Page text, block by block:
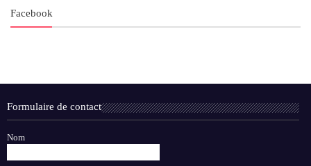
Facebook
Formulaire de contact
Nom